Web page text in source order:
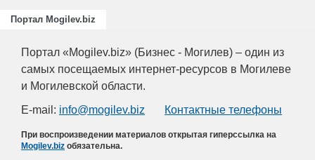
Портал Mogilev.biz
Портал «Mogilev.biz» (Бизнес - Могилев) – один из
самых посещаемых интернет-ресурсов в Могилеве
и Могилевской области.
E-mail: info@mogilev.biz Контактные телефоны
При воспроизведении материалов открытая гиперссылка на
Mogilev.biz обязательна.